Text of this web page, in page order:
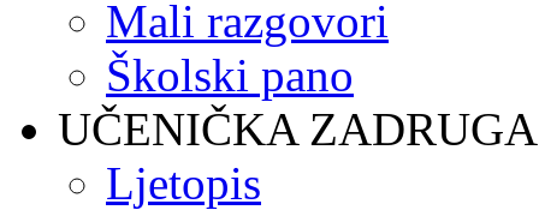
Mali razgovori
Školski pano
UČENIČKA ZADRUGA
Ljetopis